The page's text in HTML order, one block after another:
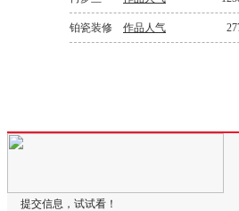
铂瓷装修 作品人气
提交信息，试试看！